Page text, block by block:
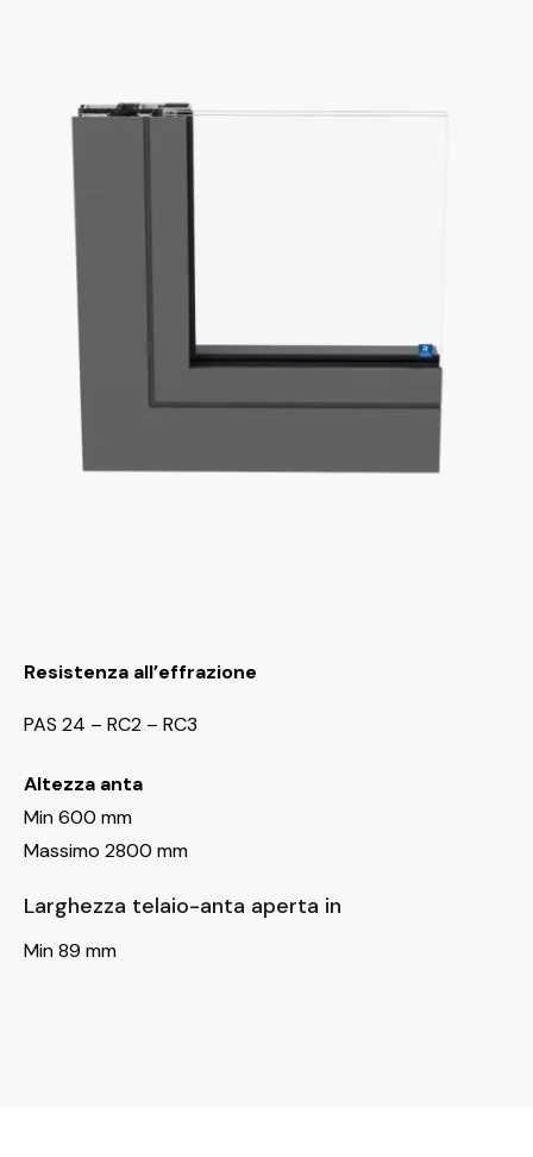
Resistenza all’effrazione
PAS 24 – RC2 – RC3
Altezza anta
Min 600 mm
Massimo 2800 mm
Larghezza telaio-anta aperta in
Min 89 mm